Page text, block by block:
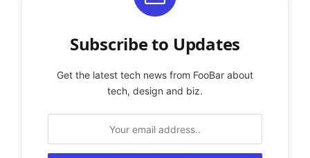
Subscribe to Updates
Get the latest tech news from FooBar about
tech, design and biz.